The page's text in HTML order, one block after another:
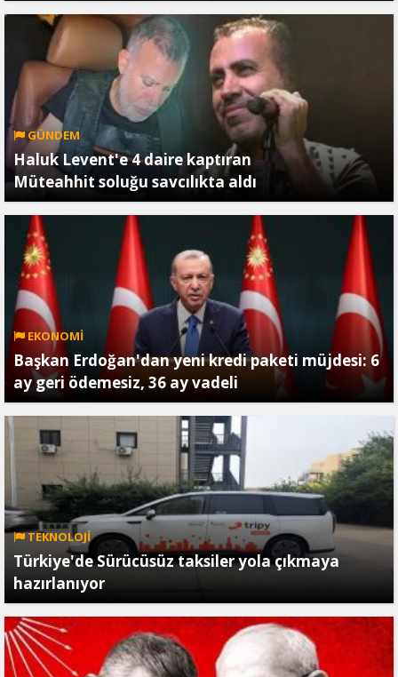
GÜNDEM
Haluk Levent'e 4 daire kaptıran
Müteahhit soluğu savcılıkta aldı
EKONOMİ
Başkan Erdoğan'dan yeni kredi paketi müjdesi: 6
ay geri ödemesiz, 36 ay vadeli
TEKNOLOJİ
Türkiye'de Sürücüsüz taksiler yola çıkmaya
hazırlanıyor